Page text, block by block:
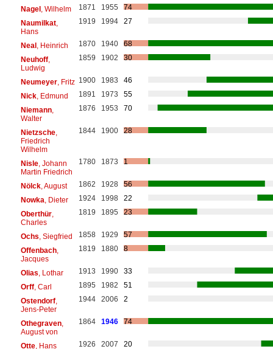
Nagel, Wilhelm 1871 1955
74
Naumilkat,
Hans
1919 1994 27
Neal, Heinrich 1870 1940
68
Neuhoff,
Ludwig
1859 1902 30
Neumeyer, Fritz 1900 1983
46
Nick, Edmund 1891 1973
55
Niemann,
Walter
1876 1953 70
Nietzsche,
Friedrich
Wilhelm
1844 1900 28
Nisle, Johann
Martin Friedrich
1780 1873 1
Nölck, August 1862 1928
56
Nowka , Dieter 1924 1998
22
Oberthür,
Charles
1819 1895 23
Ochs , Siegfried 1858 1929
57
Offenbach,
Jacques
1819 1880 8
Olias , Lothar 1913 1990
33
Orff, Carl 1895 1982
51
Ostendorf,
Jens-Peter
1944 2006 2
Othegraven,
August von
1864 1946 74
Otte, Hans 1926 2007
20